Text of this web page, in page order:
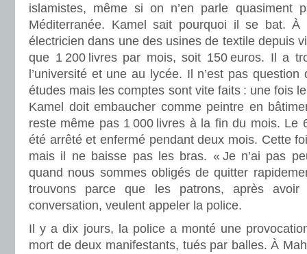
islamistes, même si on n’en parle quasiment
Méditerranée. Kamel sait pourquoi il se bat.
électricien dans une des usines de textile depuis
que 1 200 livres par mois, soit 150 euros. Il a
l’université et une au lycée. Il n’est pas question
études mais les comptes sont vite faits : une fois
Kamel doit embaucher comme peintre en
reste même pas 1 000 livres à la fin du mois. Le
été arrêté et enfermé pendant deux mois. Cette
mais il ne baisse pas les bras. « Je n’ai pas
quand nous sommes obligés de quitter
trouvons parce que les patrons, après
conversation, veulent appeler la police.
Il y a dix jours, la police a monté une
mort de deux manifestants, tués par balles. À